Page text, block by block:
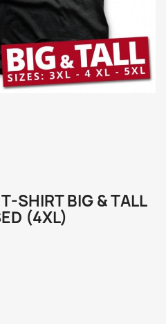
SHIRT BIG & TALL
(4XL)